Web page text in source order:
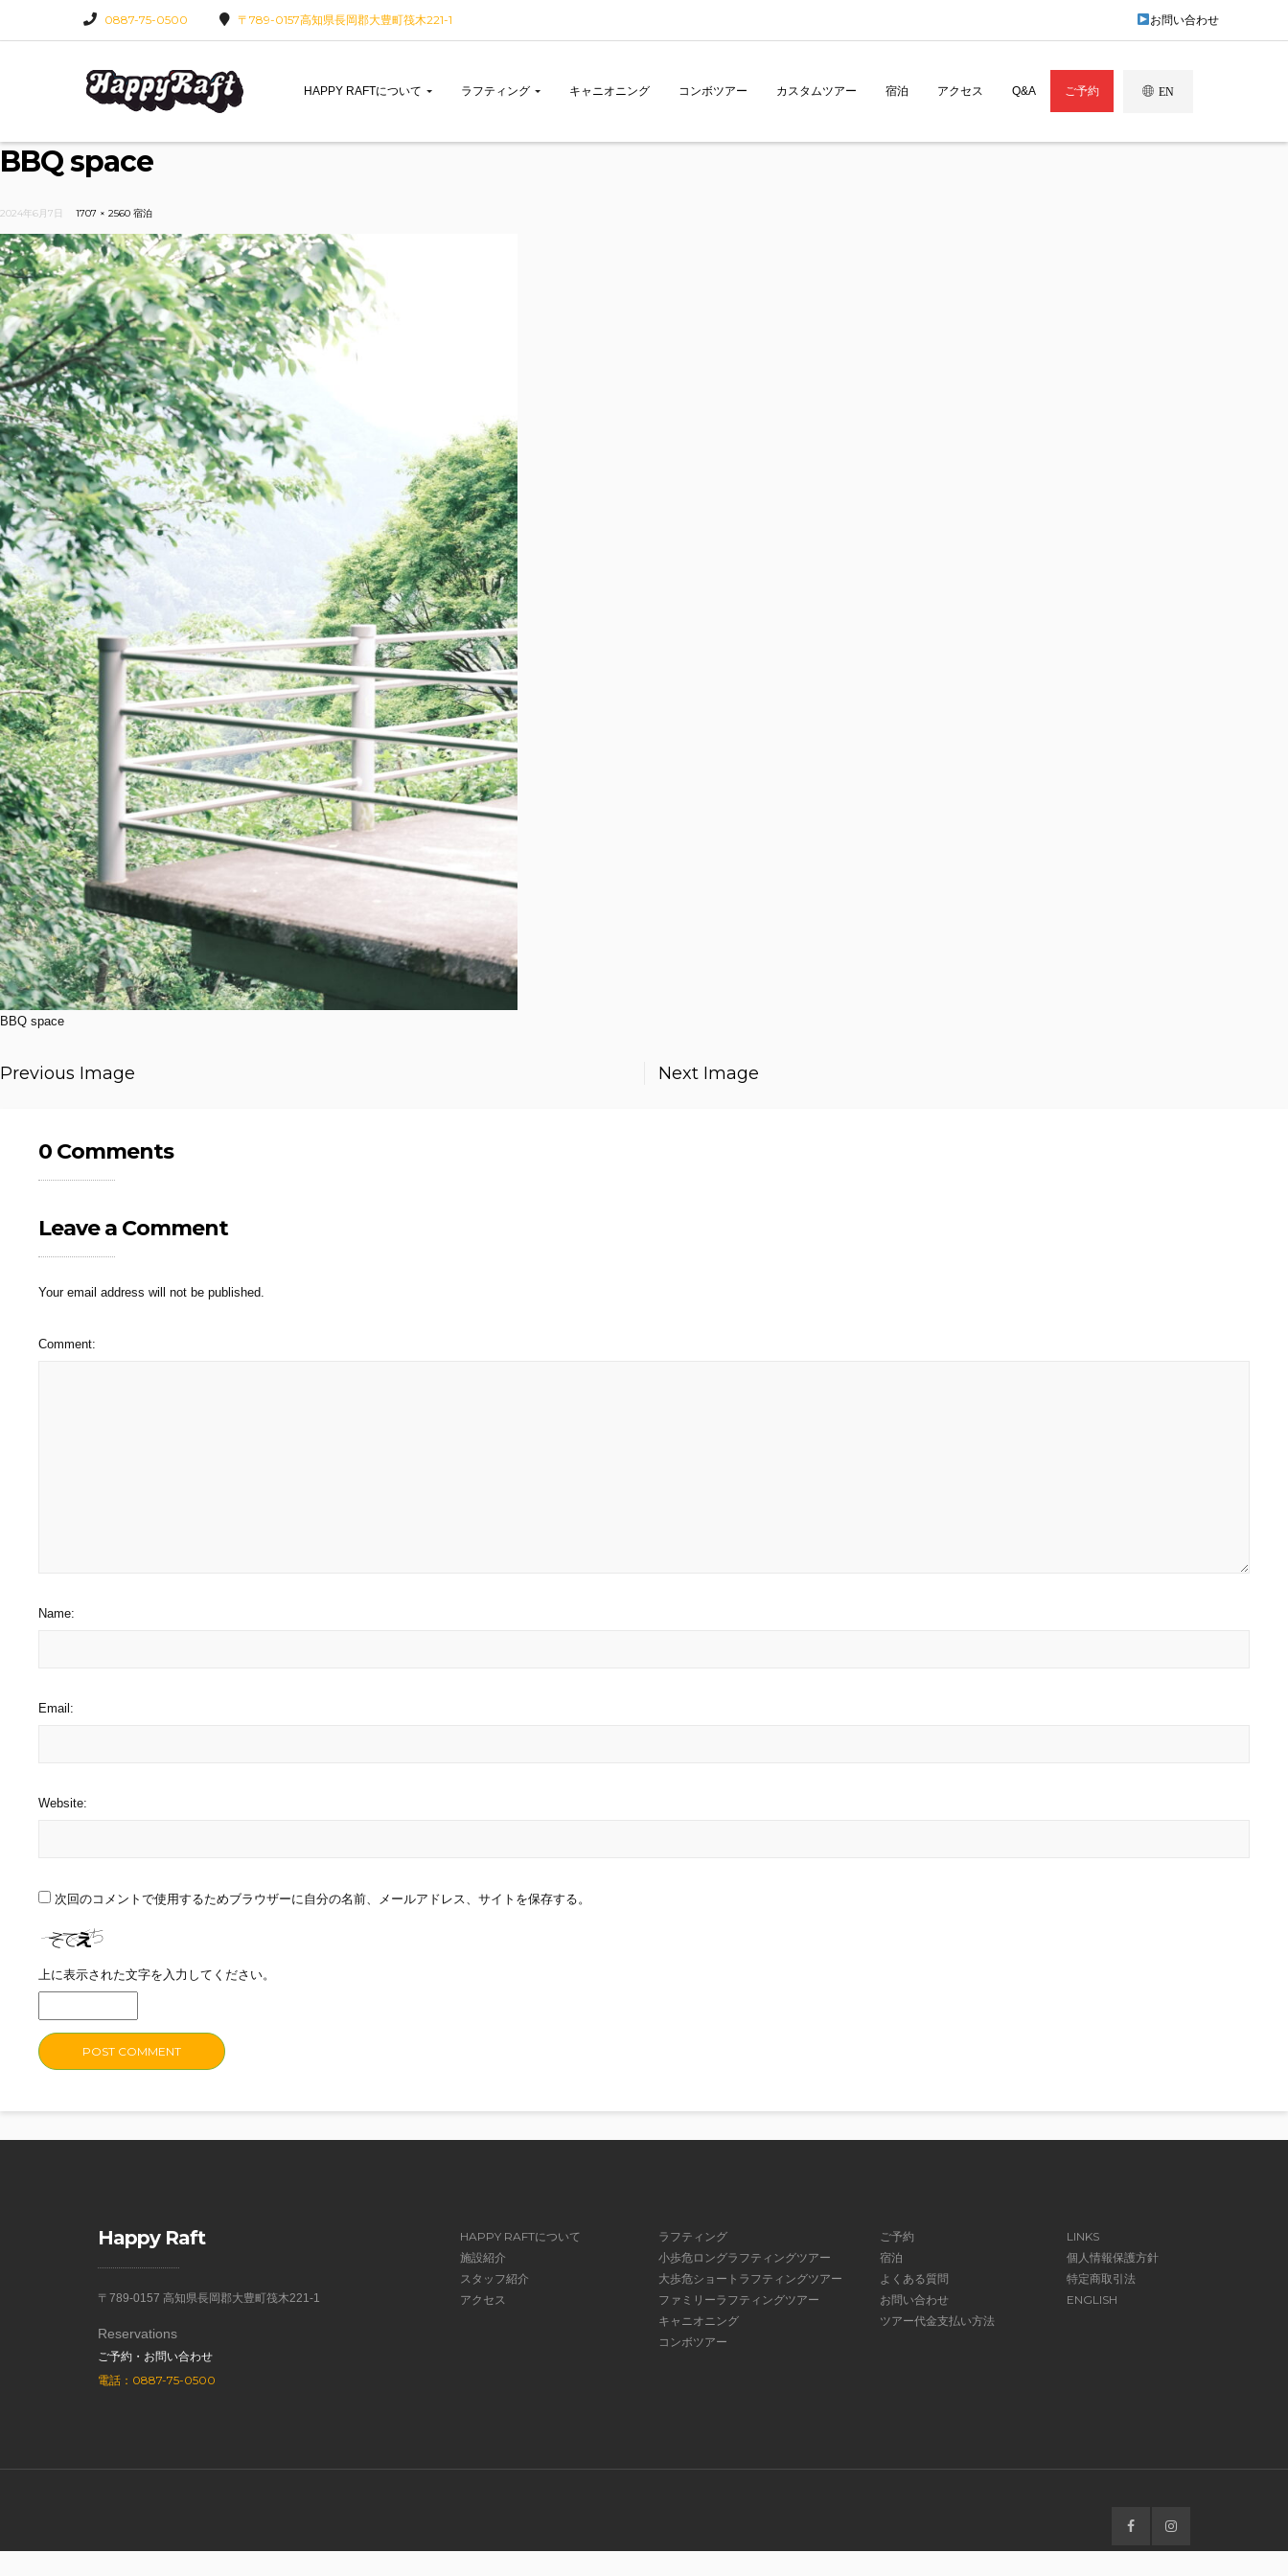
0887-75-0500 〒789-0157高知県長岡郡大豊町筏木221-1 お問い合わせ
HAPPY RAFTについて ラフティング キャニオニング コンボツアー カスタムツアー 宿泊 アクセス Q&A ご予約 EN
BBQ space
2024年6月7日 1707 × 2560 宿泊
BBQ space
Previous Image Next Image
0 Comments
Leave a Comment
Your email address will not be published.
Comment:
Name:
Email:
Website:
次回のコメントで使用するためブラウザーに自分の名前、メールアドレス、サイトを保存する。
上に表示された文字を入力してください。
Happy Raft
〒789-0157 高知県長岡郡大豊町筏木221-1
Reservations
ご予約・お問い合わせ
電話：0887-75-0500
HAPPY RAFTについて
施設紹介
スタッフ紹介
アクセス
ラフティング
小歩危ロングラフティングツアー
大歩危ショートラフティングツアー
ファミリーラフティングツアー
キャニオニング
コンボツアー
ご予約
宿泊
よくある質問
お問い合わせ
ツアー代金支払い方法
LINKS
個人情報保護方針
特定商取引法
ENGLISH